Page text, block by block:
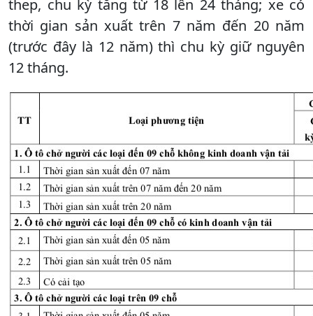
thep, chu kỳ tăng từ 18 lên 24 tháng; xe có
thời gian sản xuất trên 7 năm đến 20 năm
(trước đây là 12 năm) thì chu kỳ giữ nguyên
12 tháng.